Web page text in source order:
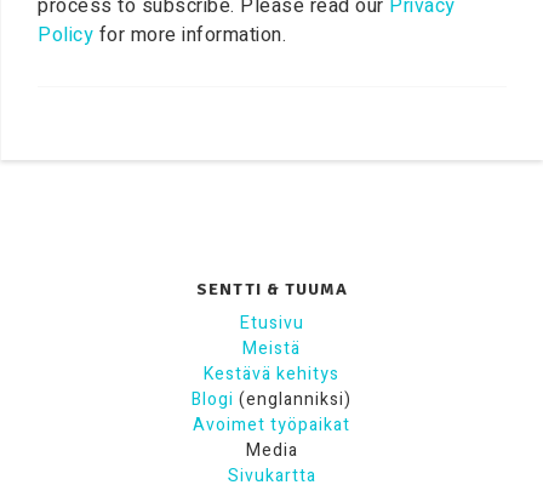
process to subscribe. Please read our Privacy
Policy for more information.
SENTTI & TUUMA
Etusivu
Meistä
Kestävä kehitys
Blogi (englanniksi)
Avoimet työpaikat
Media
Sivukartta